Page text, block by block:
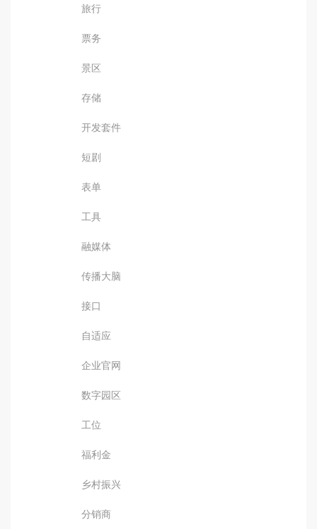
旅行
票务
景区
存储
开发套件
短剧
表单
工具
融媒体
传播大脑
接口
自适应
企业官网
数字园区
工位
福利金
乡村振兴
分销商